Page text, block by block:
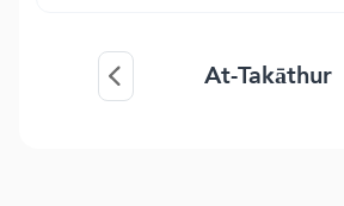
At-Takāthur